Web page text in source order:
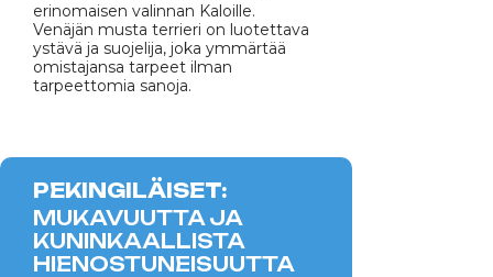
erinomaisen valinnan Kaloille.
Venäjän musta terrieri on luotettava
ystävä ja suojelija, joka ymmärtää
omistajansa tarpeet ilman
tarpeettomia sanoja.
PEKINGILÄISET:
MUKAVUUTTA JA
KUNINKAALLISTA
HIENOSTUNEISUUTTA